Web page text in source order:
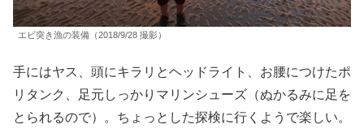
エビ突き漁の装備（2018/9/28 撮影）
手にはヤス、頭にキラリとヘッドライト、お腰につけたポ
リタンク、足元しっかりマリンシューズ（ぬかるみに足を
とられるので）。ちょっとした探検に行くようで楽しい。